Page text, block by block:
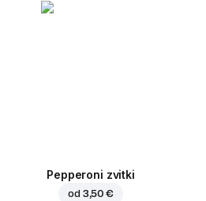
Pepperoni zvitki
od 3,50 €